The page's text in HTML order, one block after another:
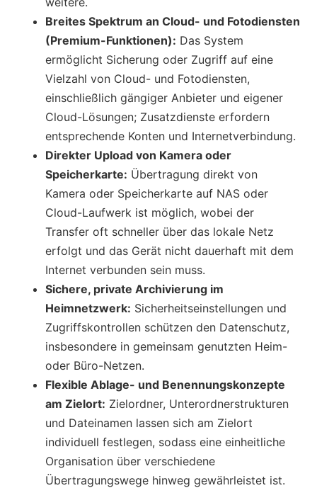
Breites Spektrum an Cloud- und Fotodiensten
(Premium-Funktionen): Das System
ermöglicht Sicherung oder Zugriff auf eine
Vielzahl von Cloud- und Fotodiensten,
einschließlich gängiger Anbieter und eigener
Cloud-Lösungen; Zusatzdienste erfordern
entsprechende Konten und Internetverbindung.
Direkter Upload von Kamera oder
Speicherkarte: Übertragung direkt von
Kamera oder Speicherkarte auf NAS oder
Cloud-Laufwerk ist möglich, wobei der
Transfer oft schneller über das lokale Netz
erfolgt und das Gerät nicht dauerhaft mit dem
Internet verbunden sein muss.
Sichere, private Archivierung im
Heimnetzwerk: Sicherheitseinstellungen und
Zugriffskontrollen schützen den Datenschutz,
insbesondere in gemeinsam genutzten Heim-
oder Büro-Netzen.
Flexible Ablage- und Benennungskonzepte
am Zielort: Zielordner, Unterordnerstrukturen
und Dateinamen lassen sich am Zielort
individuell festlegen, sodass eine einheitliche
Organisation über verschiedene
Übertragungswege hinweg gewährleistet ist.